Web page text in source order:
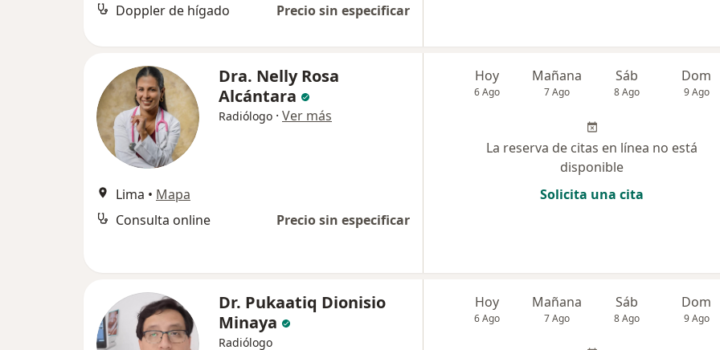
Doppler de hígado Precio sin especificar
Dra. Nelly Rosa
Alcántara
Radiólogo · Ver más
Lima • Mapa
Consulta online
Precio sin especificar
Hoy
6 Ago
Mañana
7 Ago
Sáb
8 Ago
Dom
9 Ago
La reserva de citas en línea no está
disponible
Solicita una cita
Dr. Pukaatiq Dionisio
Minaya
Radiólogo
Hoy
6 Ago
Mañana
7 Ago
Sáb
8 Ago
Dom
9 Ago